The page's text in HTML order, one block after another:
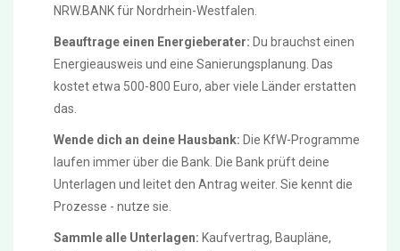
NRW.BANK für Nordrhein-Westfalen.
Beauftrage einen Energieberater: Du brauchst einen
Energieausweis und eine Sanierungsplanung. Das
kostet etwa 500-800 Euro, aber viele Länder erstatten
das.
Wende dich an deine Hausbank: Die KfW-Programme
laufen immer über die Bank. Die Bank prüft deine
Unterlagen und leitet den Antrag weiter. Sie kennt die
Prozesse - nutze sie.
Sammle alle Unterlagen: Kaufvertrag, Baupläne,